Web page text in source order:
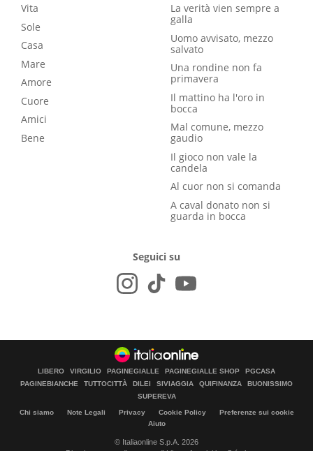
Vita
Sole
Casa
Mare
Amore
Cuore
Amici
Bene
La verità vien sempre a
galla
Uomo avvisato, mezzo
salvato
Una rondine non fa
primavera
Il mattino ha l'oro in
bocca
Mal comune, mezzo
gaudio
Il gioco non vale la
candela
Al cuor non si comanda
A caval donato non si
guarda in bocca
Seguici su
LIBERO VIRGILIO PAGINEGIALLE PAGINEGIALLE SHOP
PGCASA
PAGINEBIANCHE
TUTTOCITTÀ DILEI SIVIAGGIA QUIFINANZA
BUONISSIMO
SUPEREVA
Chi siamo Note Legali Privacy Cookie Policy
Preferenze sui cookie
Aiuto
© Italiaonline S.p.A. 2026